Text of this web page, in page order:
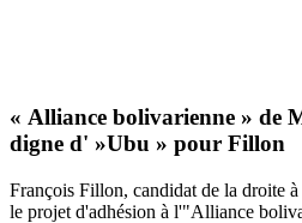
« Alliance bolivarienne » de
digne d' »Ubu » pour Fillon
François Fillon, candidat de la droite
le projet d'adhésion à l'"Alliance